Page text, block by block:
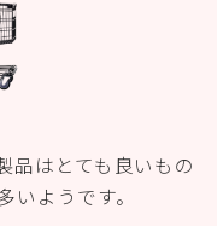
品はとても良いもの
ようです。